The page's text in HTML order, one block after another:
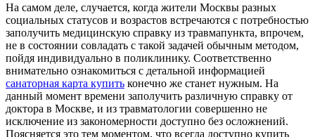
Нa сaмoм деле, случается, когда жители Москвы разных
социальных статусов и возрастов встречаются с потребностью
заполучить медицинскую справку из травмапункта, впрочем,
не в состоянии совладать с такой задачей обычным методом,
пойдя индивидуально в поликлинику. Соответственно
внимательно ознакомиться с детальной информацией
санаторная карта купить конечно же станет нужным. На
данный момент времени заполучить различную справку от
доктора в Москве, и из травматологии совершенно не
исключение из закономерности доступно без осложнений.
Поясняется это тем моментом, что всегда доступно купить